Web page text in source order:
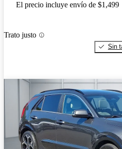
El precio incluye envío de $1,499
Trato justo
Sin